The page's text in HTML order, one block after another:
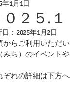
必要な５つのスキル
運動教室
０２５.
年1月1日
： 2025年1月2日
からご利用いただ
みち）のイベント
ぞれの詳細は下方